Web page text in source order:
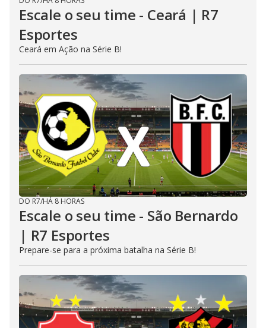
Escale o seu time - Ceará | R7
Esportes
Ceará em Ação na Série B!
DO R7/HÁ 8 HORAS
Escale o seu time - São Bernardo
| R7 Esportes
Prepare-se para a próxima batalha na Série B!